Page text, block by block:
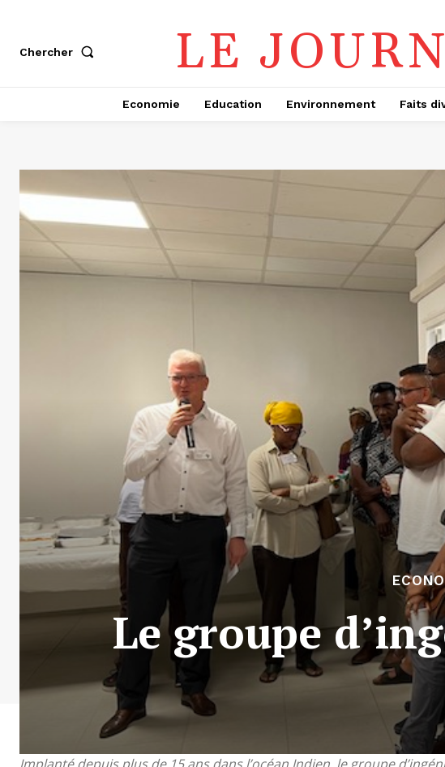
Chercher LE
Economie Education Environnement Faits
Le groupe